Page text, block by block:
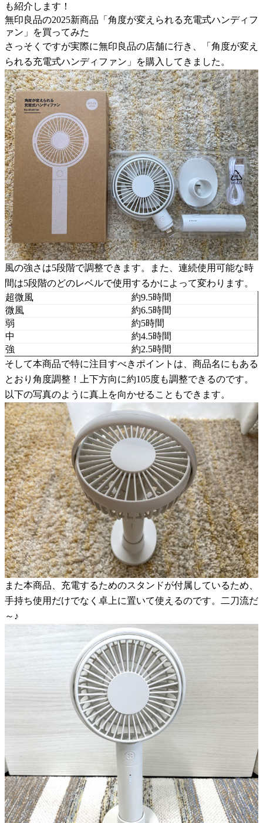
も紹介します！
無印良品の2025新商品「角度が変えられる充電式ハンディフ
ァン」を買ってみた
さっそくですが実際に無印良品の店舗に行き、「角度が変え
られる充電式ハンディファン」を購入してきました。
風の強さは5段階で調整できます。また、連続使用可能な時
間は5段階のどのレベルで使用するかによって変わります。
超微風
約9.5時間
微風
約6.5時間
弱
約5時間
中
約4.5時間
強
約2.5時間
そして本商品で特に注目すべきポイントは、商品名にもある
とおり角度調整！上下方向に約105度も調整できるのです。
以下の写真のように真上を向かせることもできます。
また本商品、充電するためのスタンドが付属しているため、
手持ち使用だけでなく卓上に置いて使えるのです。二刀流だ
～♪